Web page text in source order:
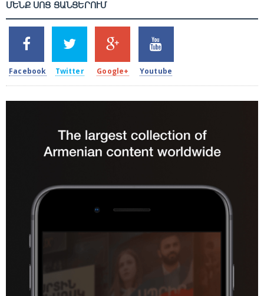
ՄԵՆՔ ՍՈՑ ՑԱՆՑԵՐՈՒՄ
2k
SHARES
Facebook
1.5k
TWEETS
Twitter
203
SHARES
Google+
620
SHARES
Youtube